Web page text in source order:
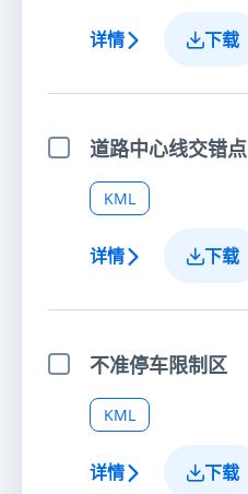
详情 下载
选择项目道路中心线交错点
KML
详情 下载
选择项目不准停车限制区
KML
详情 下载